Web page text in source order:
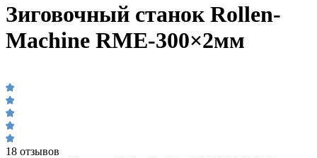
Зиговочный станок Rollen-
Machine RME-300×2мм
18 отзывов